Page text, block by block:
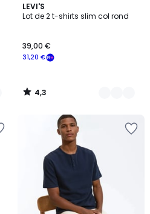
LEVI'S
Lot de 2 t-shirts slim col rond
31,20 €
39,00 €
4,3
/ 5
4
Couleurs
4,3
/